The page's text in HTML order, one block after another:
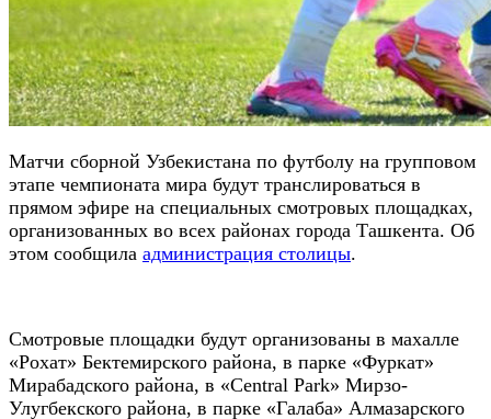
Матчи сборной Узбекистана по футболу на групповом
этапе чемпионата мира будут транслироваться в
прямом эфире на специальных смотровых площадках,
организованных во всех районах города Ташкента. Об
этом сообщила администрация столицы.
Смотровые площадки будут организованы в махалле
«Рохат» Бектемирского района, в парке «Фуркат»
Мирабадского района, в «Central Park» Мирзо-
Улугбекского района, в парке «Галаба» Алмазарского